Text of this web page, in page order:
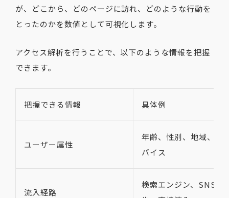
が、どこから、どのページに訪れ、どのような行動を
とったのかを数値として可視化します。
アクセス解析を行うことで、以下のような情報を把握
できます。
把握できる情報 具体例
ユーザー属性
年齢、性別、地域、使
バイス
流入経路
検索エンジン、SNS、